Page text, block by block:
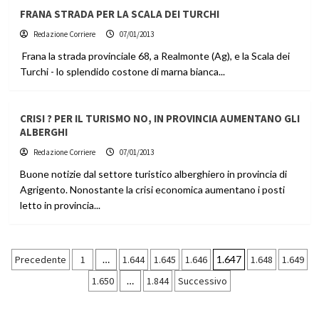
FRANA STRADA PER LA SCALA DEI TURCHI
Redazione Corriere 07/01/2013
Frana la strada provinciale 68, a Realmonte (Ag), e la Scala dei
Turchi - lo splendido costone di marna bianca...
CRISI ? PER IL TURISMO NO, IN PROVINCIA AUMENTANO GLI
ALBERGHI
Redazione Corriere 07/01/2013
Buone notizie dal settore turistico alberghiero in provincia di
Agrigento. Nonostante la crisi economica aumentano i posti
letto in provincia...
Paginazione
Precedente 1 … 1.644 1.645 1.646 1.647 1.648
1.649
1.650
… 1.844 Successivo